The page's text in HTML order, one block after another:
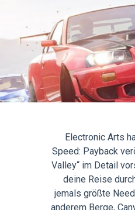
Electronic Arts
Speed: Payback
Valley“ im Detail
deine Reise
jemals größte
anderem Berge,